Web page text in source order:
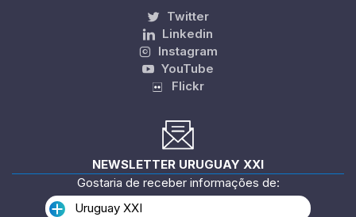
Twitter
Linkedin
Instagram
YouTube
Flickr
NEWSLETTER URUGUAY XXI
Gostaria de receber informações de:
Uruguay XXI